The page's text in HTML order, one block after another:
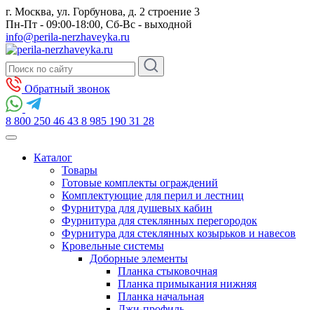
г. Москва, ул. Горбунова, д. 2 строение 3
Пн-Пт - 09:00-18:00, Сб-Вс - выходной
info@perila-nerzhaveyka.ru
Обратный звонок
8 800 250 46 43 8 985 190 31 28
Каталог
Товары
Готовые комплекты ограждений
Комплектующие для перил и лестниц
Фурнитура для душевых кабин
Фурнитура для стеклянных перегородок
Фурнитура для стеклянных козырьков и навесов
Кровельные системы
Доборные элементы
Планка стыковочная
Планка примыкания нижняя
Планка начальная